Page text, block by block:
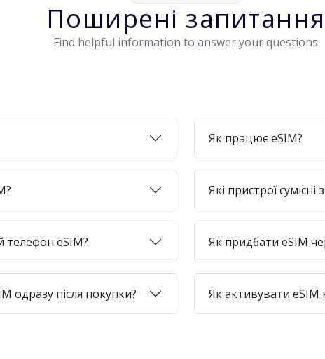
Поширені запитання
Find helpful information to answer your questions
Як працює eSIM?
Які пристрої сумісні
телефон eSIM? Як придбати eSIM
одразу після покупки? Як активувати eSIM